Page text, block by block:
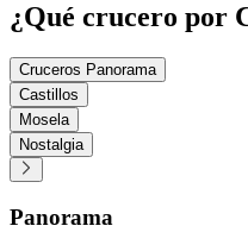
¿Qué crucero por
Cruceros Panorama
Castillos
Mosela
Nostalgia
Panorama